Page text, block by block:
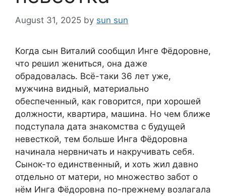
August 31, 2025 by sun sun
Когда сын Виталий сообщил Инге Фёдоровне,
что решил жениться, она даже
обрадовалась. Всё-таки 36 лет уже,
мужчина видный, материально
обеспеченный, как говорится, при хорошей
должности, квартира, машина. Но чем ближе
подступала дата знакомства с будущей
невесткой, тем больше Инга Фёдоровна
начинала нервничать и накручивать себя.
Сынок-то единственный, и хоть жил давно
отдельно от матери, но множество забот о
нём Инга Фёдоровна по-прежнему возлагала